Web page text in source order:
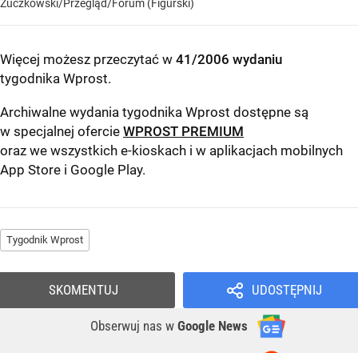
Żuczkowski/Przegląd/Forum (Figurski)
Więcej możesz przeczytać w 41/2006 wydaniu
tygodnika Wprost.
Archiwalne wydania tygodnika Wprost dostępne są
w specjalnej ofercie WPROST PREMIUM
oraz we wszystkich e-kioskach i w aplikacjach mobilnych
App Store i Google Play.
Tygodnik Wprost
UDOSTĘPNIJ
Obserwuj nas w Google News
SKOMENTUJ